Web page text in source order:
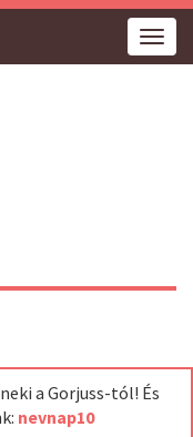
a Gorjuss-tól! És
nevnap10